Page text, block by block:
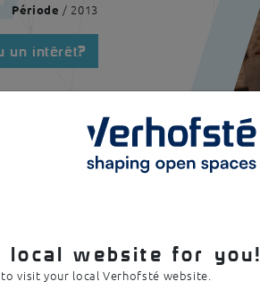
Période / 2013
un intérêt?
local website for you!
visit your local Verhofsté website.